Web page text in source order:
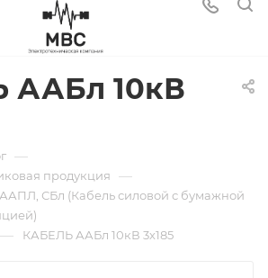
ААБл 10кВ
—
продукция —
СБл (Кабель силовой с бумажной
— КАБЕЛЬ ААБл 10кВ 3х185